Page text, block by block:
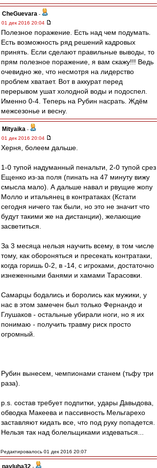
CheGuevara -
01 дек 2016 20:04
Полезное поражение. Есть над чем подумать.
Есть возможность ряд решений кадровых
принять. Если сделают правильные выводы, то
прям полезное поражение, я вам скажу!!! Ведь
очевидно же, что несмотря на лидерство
проблем хватает. Вот в аккурат перед
перерывом ушат холодной воды и подоспел.
Именно 0-4. Теперь на Рубин насрать. Ждём
межсезонье и весну.
Mityaika -
01 дек 2016 20:04
Херня, болеем дальше.
1-0 тупой надуманный пенальти, 2-0 тупой срез
Ещенко из-за поля (пинать на 47 минуту вижу
смысла мало). А дальше навал и рвущие жопу
Молло и итальянец в контратаках (Кстати
сегодня ничего так были, но это не значит что
будут такими же на дистанции), желающие
засветиться.
За 3 месяца нельзя научить всему, в том числе
тому, как обороняться и пресекать контратаки,
когда горишь 0-2, в -14, с игроками, достаточно
изнеженными банями и хамами Тарасовки.
Самарцы бодались и боролись как мужики, у
нас в этом замечен был только Фернандо и
Глушаков - остальные убирали ноги, но я их
понимаю - получить травму риск просто
огромный.
Рубин вынесем, чемпионами станем (тьфу три
раза).
p.s. состав требует подпитки, удары Давыдова,
обводка Макеева и пассивность Мельгарехо
заставляют кидать все, что под руку попадется.
Нельзя так над болельщиками издеваться...
Редактировалось 01 дек 2016 20:07
pavluha32 -